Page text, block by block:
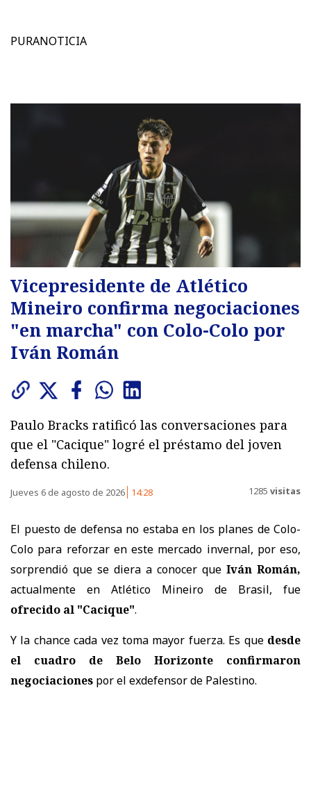
PURANOTICIA
Vicepresidente de Atlético
Mineiro confirma negociaciones
"en marcha" con Colo-Colo por
Iván Román
Paulo Bracks ratificó las conversaciones para
que el "Cacique" logré el préstamo del joven
defensa chileno.
Jueves 6 de agosto de 2026 14:28 1285 visitas
El puesto de defensa no estaba en los planes de Colo-
Colo para reforzar en este mercado invernal, por eso,
sorprendió que se diera a conocer que Iván Román,
actualmente en Atlético Mineiro de Brasil, fue
ofrecido al "Cacique".
Y la chance cada vez toma mayor fuerza. Es que desde
el cuadro de Belo Horizonte confirmaron
negociaciones por el exdefensor de Palestino.